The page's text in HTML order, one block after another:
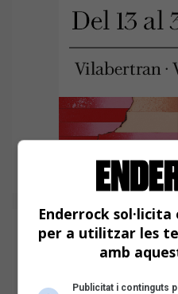
Enderrock
per a utilitzar les
amb
Publicitat i continguts